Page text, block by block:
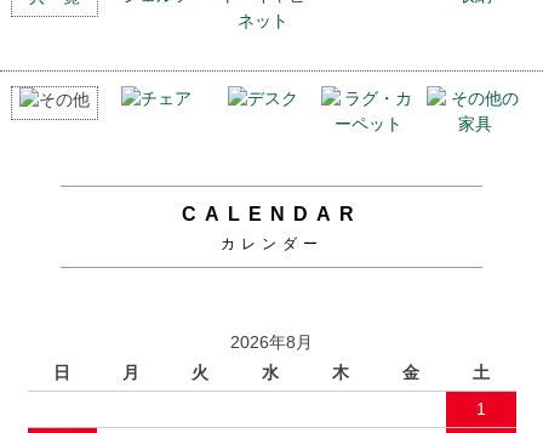
CALENDAR
カレンダー
2026年8月
日
月 火 水 木 金
土
1